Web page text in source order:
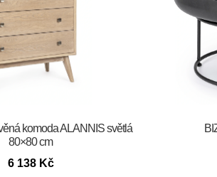
komoda ALANNIS světlá
80×80 cm
6 138 Kč